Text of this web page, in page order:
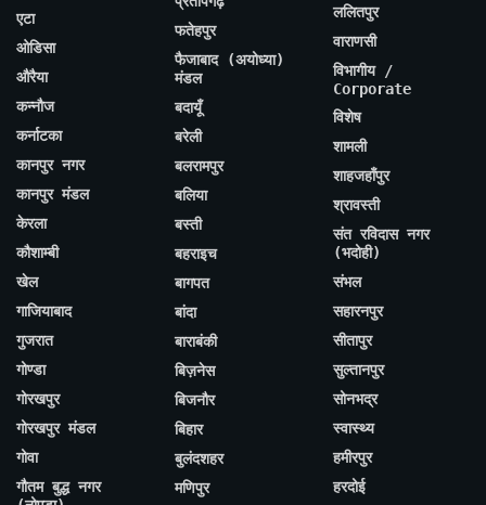
एटा
ओडिसा
औरैया
कन्नौज
कर्नाटका
कानपुर नगर
कानपुर मंडल
केरला
कौशाम्बी
खेल
गाजियाबाद
गुजरात
गोण्डा
गोरखपुर
गोरखपुर मंडल
गोवा
गौतम बुद्ध नगर
फतेहपुर
फैजाबाद (अयोध्या)
मंडल
बदायूँ
बरेली
बलरामपुर
बलिया
बस्ती
बहराइच
बागपत
बांदा
बाराबंकी
बिज़नेस
बिजनौर
बिहार
बुलंदशहर
मणिपुर
ललितपुर
वाराणसी
विभागीय /
Corporate
विशेष
शामली
शाहजहाँपुर
श्रावस्ती
संत रविदास नगर
(भदोही)
संभल
सहारनपुर
सीतापुर
सुल्तानपुर
सोनभद्र
स्वास्थ्य
हमीरपुर
हरदोई